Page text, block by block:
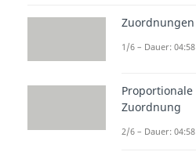
Zuordnungen
1/6 – Dauer: 04:58
Proportionale
Zuordnung
2/6 – Dauer: 04:58